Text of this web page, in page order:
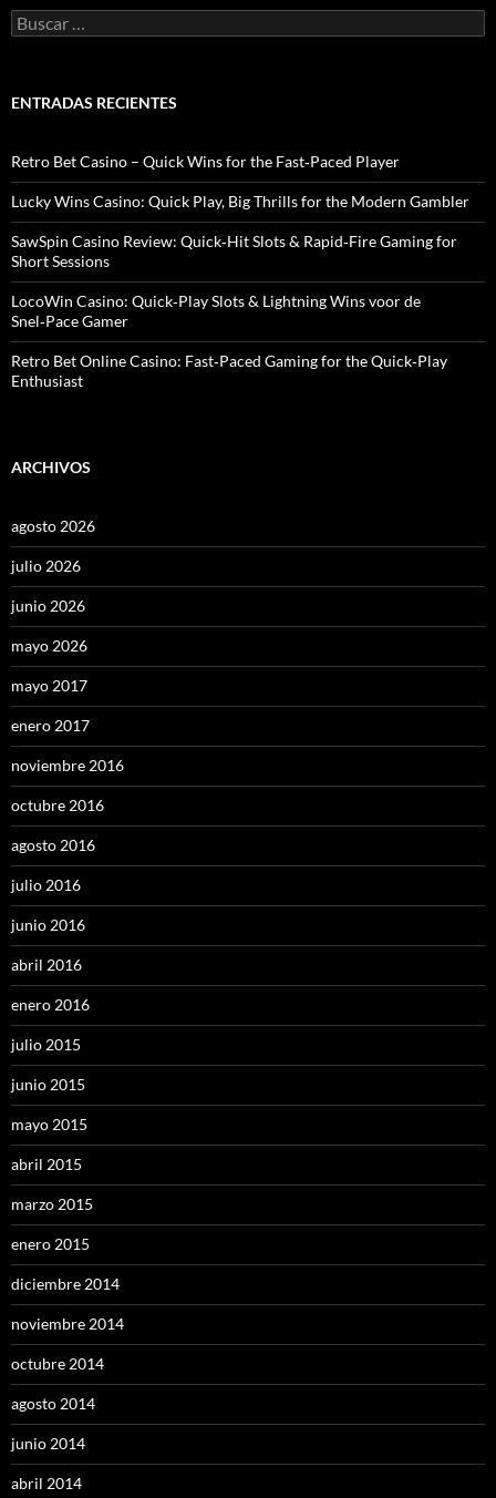
B
u
a
ENTRADAS RECIENTES
Retro Bet Casino – Quick Wins for the Fast‑Paced Player
Lucky Wins Casino: Quick Play, Big Thrills for the Modern Gambler
SawSpin Casino Review: Quick‑Hit Slots & Rapid‑Fire Gaming for
Short Sessions
LocoWin Casino: Quick‑Play Slots & Lightning Wins voor de
Snel‑Pace Gamer
Retro Bet Online Casino: Fast‑Paced Gaming for the Quick‑Play
Enthusiast
ARCHIVOS
agosto 2026
julio 2026
junio 2026
mayo 2026
mayo 2017
enero 2017
noviembre 2016
octubre 2016
agosto 2016
julio 2016
junio 2016
abril 2016
enero 2016
julio 2015
junio 2015
mayo 2015
abril 2015
marzo 2015
enero 2015
diciembre 2014
noviembre 2014
octubre 2014
agosto 2014
junio 2014
abril 2014